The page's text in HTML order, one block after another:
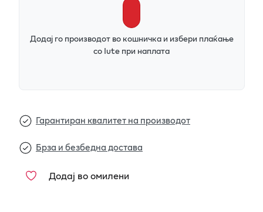
Додај го производот во кошничка и избери плаќање
со Iute при наплата
Гарантиран квалитет на производот
Брза и безбедна достава
Додај во омилени